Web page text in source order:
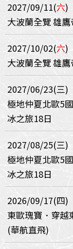
2027/09/11(六)
大波蘭全覽 雄
2027/10/02(六)
大波蘭全覽 雄
2027/06/23(三)
極地仲夏北歐5
冰之旅18日
2027/08/25(三)
極地仲夏北歐5
冰之旅18日
2026/09/17(四)
東歐瑰寶．穿越
(華航直飛)